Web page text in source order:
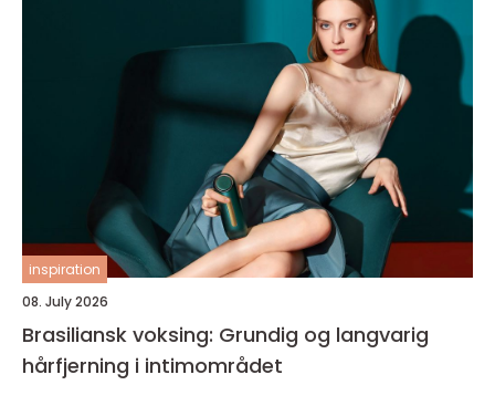
inspiration
08. July 2026
Brasiliansk voksing: Grundig og langvarig
hårfjerning i intimområdet